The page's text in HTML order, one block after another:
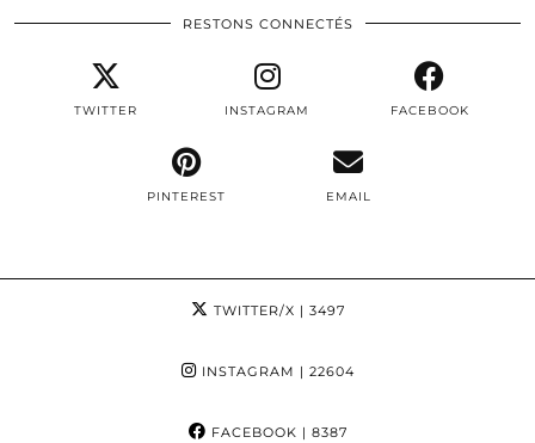
RESTONS CONNECTÉS
TWITTER INSTAGRAM FACEBOOK
PINTEREST EMAIL
TWITTER/X | 3497
INSTAGRAM | 22604
FACEBOOK | 8387